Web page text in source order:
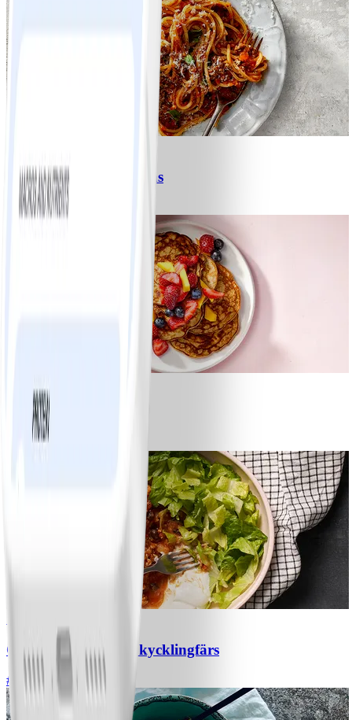
Spagetti med köttfärssås
Lätt10 MIN
Bananpannkakor
5 MIN
Chili con carne med kycklingfärs
#